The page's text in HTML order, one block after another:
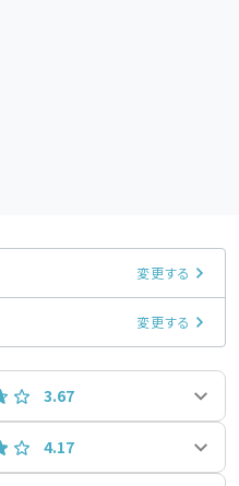
変更する
変更する
3.67
4.17